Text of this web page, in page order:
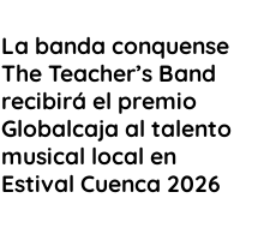
La banda conquense
The Teacher’s Band
recibirá el premio
Globalcaja al talento
musical local en
Estival Cuenca 2026